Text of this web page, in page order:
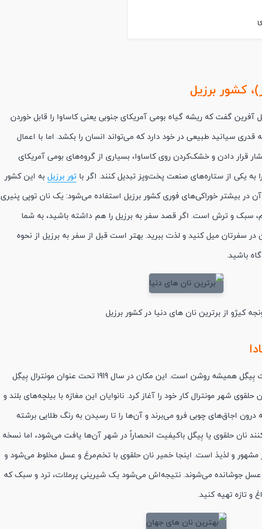
کشور برزیل
آفرین گفت که ریشه گیاه بومی آمریکای جنوبی یعنی کاساوا را قابل‌ خوردن
سیانید طبیعی در خود دارد که می‌تواند انسان را بکشد. اما با اعمال
قرار دادن و خشک‌کردن روی کاساوا، بسیاری از گروه‌های بومی آمریکای
به یکی از ستاره‌های صنعت پخت‌وپز تبدیل کنند. اگر با تور برزیل به این کشور
در بیشتر خوراکی‌های فوری کشور برزیل استفاده می‌شود: یک نان توپی پنیری
سبک و ترش است. اگر قصد سفر به برزیل را هم داشته باشید، به شما
سفرتان میل کنید و لذت ببرید. بهتر است قبل از سفر به برزیل از نحوه
باشید.
کیژو از برترین نان های دنیا در کشور برزیل
آتش تنور نانوایی مونترالز فِیرماونت بِیگِل همیشه روشن است. این مکان در سال 1919 تحت عنوان مونترال بِیگِل
شهر مونترال کار خود را آغاز کرد. نانوایان این مغازه با بیلچه‌های بلند و
درون اجاق‌های چوبی فرو می‌برند و آن‌ها را تا رسیدن به رنگ طلایی برشته
نان حلقوی یا بِیگل باکیفیت انحصاراً در شهر آن‌ها یافت می‌شود، اما نسخه
مشهور و لذیذ است. اینجا خمیر نان حلقوی با تخم‌مرغ و عسل مخلوط می‌شود و
جوشانده می‌شوند. نتیجه‌اش می‌شود یک شیرینی پرملات، ترد و سبک که